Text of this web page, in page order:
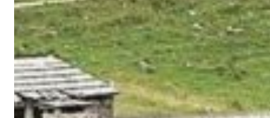
Premi Invio invio per cercare o ESC per uscire